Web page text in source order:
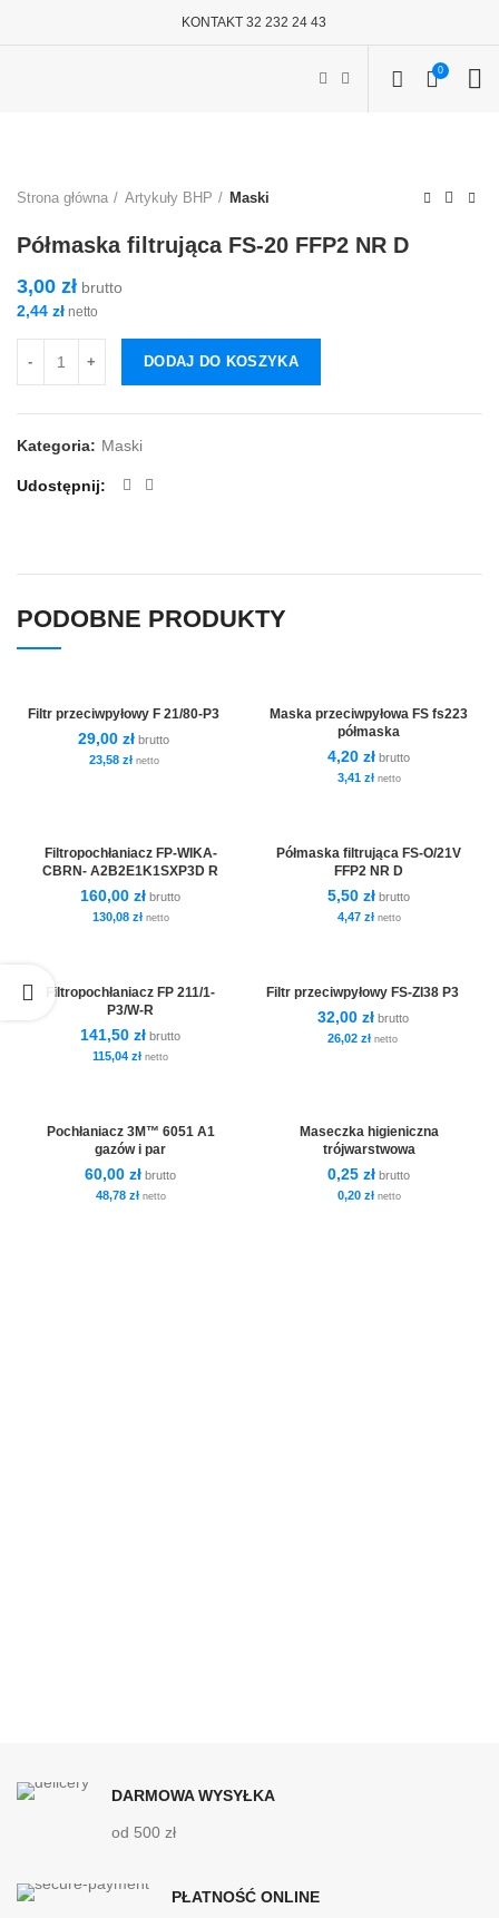
KONTAKT 32 232 24 43
0
Strona główna Artykuły BHP Maski
Półmaska filtrująca FS-20 FFP2 NR D
3,00 zł brutto
2,44 zł netto
DODAJ DO KOSZYKA
Kategoria: Maski
Udostępnij
PODOBNE PRODUKTY
Filtr przeciwpyłowy F 21/80-P3
29,00 zł brutto
23,58 złnetto
Maska przeciwpyłowa FS fs223
półmaska
4,20 zł brutto
3,41 złnetto
Filtropochłaniacz FP-WIKA-
CBRN- A2B2E1K1SXP3D R
160,00 zł brutto
130,08 złnetto
Półmaska filtrująca FS-O/21V
FFP2 NR D
5,50 zł brutto
4,47 złnetto
Filtropochłaniacz FP 211/1-
P3/W-R
141,50 zł brutto
115,04 zł netto
Filtr przeciwpyłowy FS-ZI38 P3
32,00 złbrutto
26,02 zł netto
Pochłaniacz 3M™ 6051 A1
gazów i par
60,00 zł brutto
48,78 złnetto
Maseczka higieniczna
trójwarstwowa
0,25 zł brutto
0,20 złnetto
DARMOWA WYSYŁKA
od 500 zł
PŁATNOŚĆ ONLINE